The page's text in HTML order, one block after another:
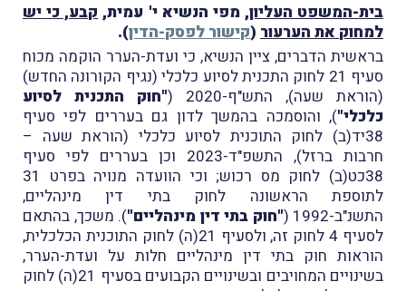
בית-המשפט העליון, מפי הנשיא י' עמית,קבע, כי יש
למחוק את הערעור (קישור לפסק-הדין).
בראשית הדברים, ציין הנשיא, כי ועדת-הערר הוקמה מכוח
סעיף 21 לחוק התכנית לסיוע כלכלי (נגיף הקורונה החדש)
(הוראת שעה), התש"ף-2020 (
"חוק התכנית לסיוע
כלכלי"), והוסמכה בהמשך לדון גם בעררים לפי סעיף
38יד(ב) לחוק התוכנית לסיוע כלכלי (הוראת שעה –
חרבות ברזל), התשפ"ד-2023 וכן בעררים לפי סעיף
38כט(ב) לחוק מס רכוש; וכי הוועדה מנויה בפרט 31
לתוספת הראשונה לחוק בתי דין מינהליים,
התשנ"ב-1992 (
"חוק בתי דין מינהליים"). משכך, בהתאם
לסעיף 4 לחוק זה, ולסעיף 21(ה) לחוק התוכנית הכלכלית,
הוראות חוק בתי דין מינהליים חלות על ועדת-הערר,
בשינויים המחויבים ובשינויים הקבועים בסעיף 21(ה) לחוק